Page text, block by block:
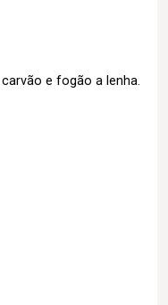
e fogão a lenha.